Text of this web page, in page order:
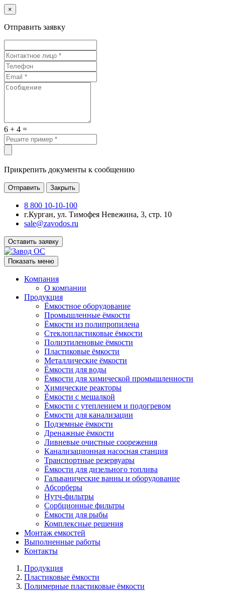
×
Отправить заявку
6 + 4 =
Прикрепить документы к сообщению
Отправить Закрыть
8 800 10-10-100
г.Курган, ул. Тимофея Невежина, 3, стр. 10
sale@zavodos.ru
Оставить заявку
Показать меню
Компания
О компании
Продукция
Ёмкостное оборудование
Промышленные ёмкости
Ёмкости из полипропилена
Стеклопластиковые ёмкости
Полиэтиленовые ёмкости
Пластиковые ёмкости
Металлические ёмкости
Ёмкости для воды
Ёмкости для химической промышленности
Химические реакторы
Ёмкости с мешалкой
Ёмкости с утеплением и подогревом
Ёмкости для канализации
Подземные ёмкости
Дренажные ёмкости
Ливневые очистные соорежения
Канализационная насосная станция
Транспортные резервуары
Ёмкости для дизельного топлива
Гальванические ванны и оборудование
Абсорберы
Нутч-фильтры
Сорбционные фильтры
Ёмкости для рыбы
Комплексные решения
Монтаж емкостей
Выполненные работы
Контакты
Продукция
Пластиковые ёмкости
Полимерные пластиковые ёмкости